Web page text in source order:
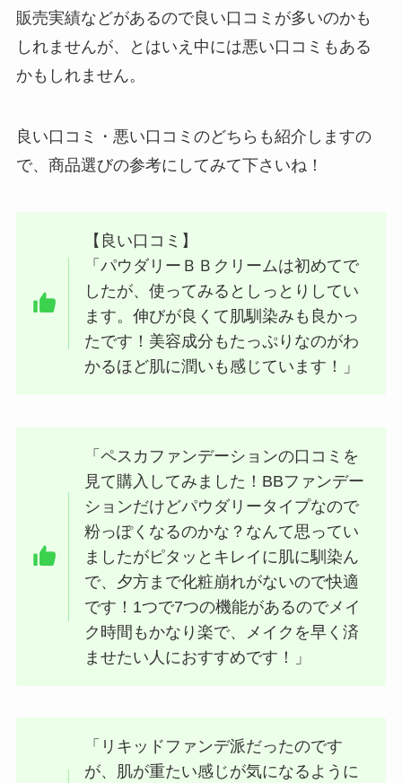
販売実績などがあるので良い口コミが多いのかも
しれませんが、とはいえ中には悪い口コミもある
かもしれません。
良い口コミ・悪い口コミのどちらも紹介しますの
で、商品選びの参考にしてみて下さいね！
【良い口コミ】
「パウダリーＢＢクリームは初めてで
したが、使ってみるとしっとりしてい
ます。伸びが良くて肌馴染みも良かっ
たです！美容成分もたっぷりなのがわ
かるほど肌に潤いも感じています！」
「ペスカファンデーションの口コミを
見て購入してみました！BBファンデー
ションだけどパウダリータイプなので
粉っぽくなるのかな？なんて思ってい
ましたがピタッとキレイに肌に馴染ん
で、夕方まで化粧崩れがないので快適
です！1つで7つの機能があるのでメイ
ク時間もかなり楽で、メイクを早く済
ませたい人におすすめです！」
「リキッドファンデ派だったのです
が、肌が重たい感じが気になるように